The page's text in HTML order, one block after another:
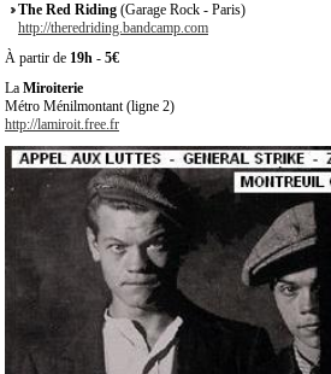
un
évènement
Contact
À
propos
The Red Riding (Garage Rock - Paris)
http://theredriding.bandcamp.com
À partir de 19h - 5€
La Miroiterie
Métro Ménilmontant (ligne 2)
http://lamiroit.free.fr